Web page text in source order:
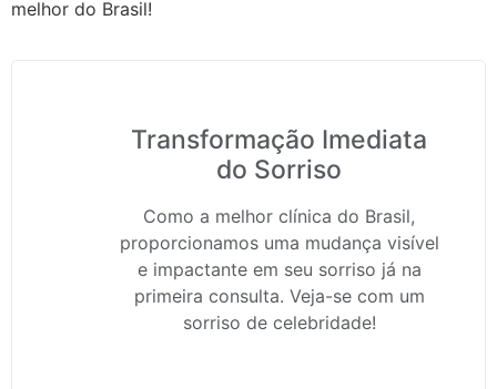
melhor do Brasil!
Transformação Imediata
do Sorriso
Como a melhor clínica do Brasil,
proporcionamos uma mudança visível
e impactante em seu sorriso já na
primeira consulta. Veja-se com um
sorriso de celebridade!